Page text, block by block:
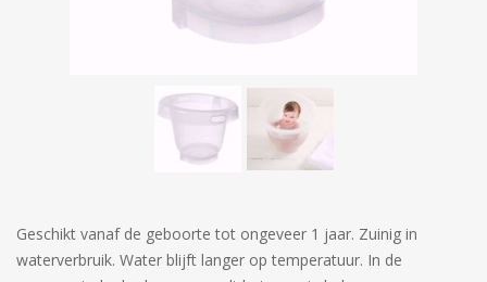
Geschikt vanaf de geboorte tot ongeveer 1 jaar. Zuinig in
waterverbruik. Water blijft langer op temperatuur. In de